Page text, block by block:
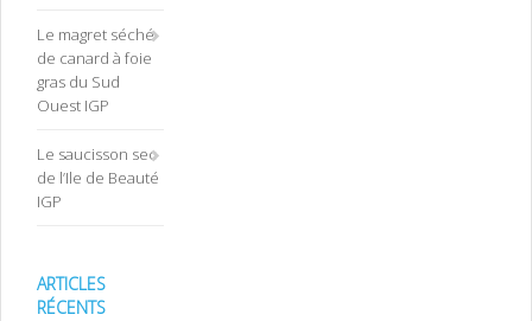
Le magret séché
de canard à foie
gras du Sud
Ouest IGP
Le saucisson sec
de l’Ile de Beauté
IGP
ARTICLES
RÉCENTS